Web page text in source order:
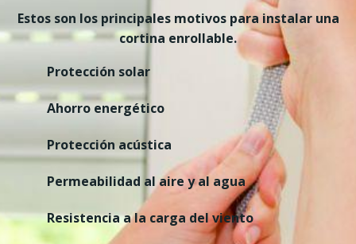
Estos son los principales motivos para instalar una
cortina enrollable.
Protección solar
Ahorro energético
Protección acústica
Permeabilidad al aire y al agua
Resistencia a la carga del viento